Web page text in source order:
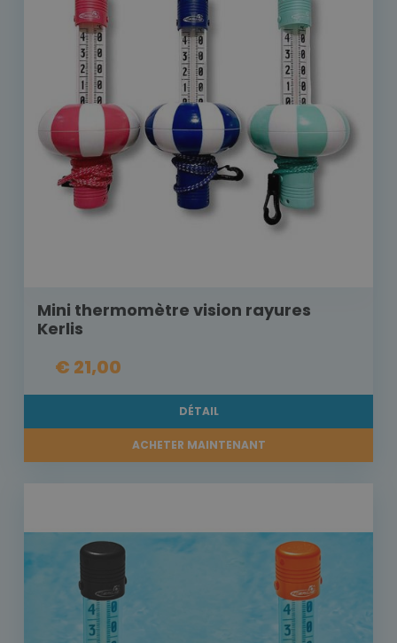
Mini thermomètre vision rayures
Kerlis
€ 21,00
DÉTAIL
ACHETER MAINTENANT